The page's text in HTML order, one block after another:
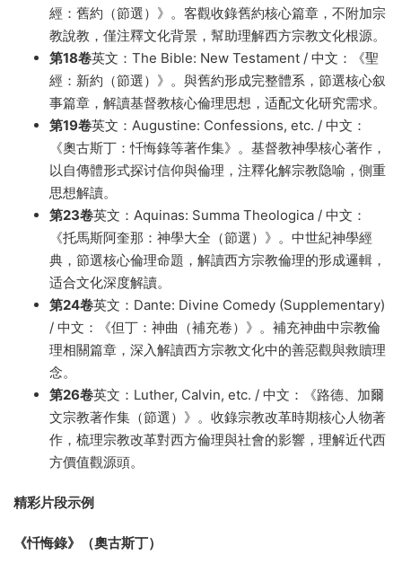
經：舊約（節選）》。客觀收錄舊約核心篇章，不附加宗
教說教，僅注釋文化背景，幫助理解西方宗教文化根源。
第18卷英文：The Bible: New Testament / 中文：《聖
經：新約（節選）》。與舊約形成完整體系，節選核心叙
事篇章，解讀基督教核心倫理思想，适配文化研究需求。
第19卷英文：Augustine: Confessions, etc. / 中文：
《奧古斯丁：忏悔錄等著作集》。基督教神學核心著作，
以自傳體形式探讨信仰與倫理，注釋化解宗教隐喻，側重
思想解讀。
第23卷英文：Aquinas: Summa Theologica / 中文：
《托馬斯阿奎那：神學大全（節選）》。中世紀神學經
典，節選核心倫理命題，解讀西方宗教倫理的形成邏輯，
适合文化深度解讀。
第24卷英文：Dante: Divine Comedy (Supplementary)
/ 中文：《但丁：神曲（補充卷）》。補充神曲中宗教倫
理相關篇章，深入解讀西方宗教文化中的善惡觀與救贖理
念。
第26卷英文：Luther, Calvin, etc. / 中文：《路德、加爾
文宗教著作集（節選）》。收錄宗教改革時期核心人物著
作，梳理宗教改革對西方倫理與社會的影響，理解近代西
方價值觀源頭。
精彩片段示例
《忏悔錄》（奧古斯丁）